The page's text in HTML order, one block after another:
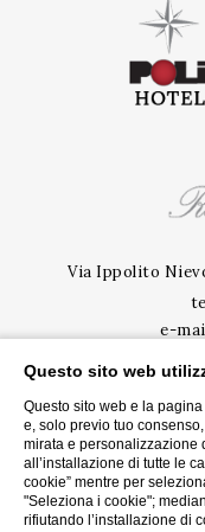
Via Ippolito
e-
Questo sito web
Questo sito web e la
e, solo previo tuo
mirata e personalizzazione
all’installazione di tutte le
cookie” mentre per
"Seleziona i cookie";
rifiutando l’installazione di